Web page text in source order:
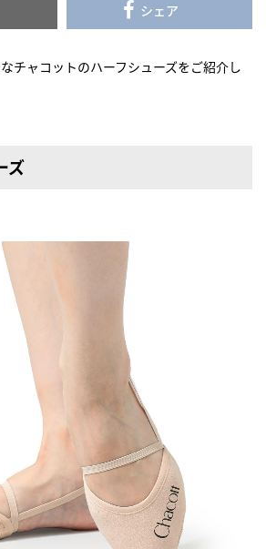
シェア
チャコットのハーフシューズをご紹介し
ズ